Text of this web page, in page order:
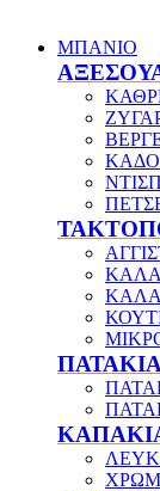
ΜΠΑΝΙΟ
ΠΑΤΑΚΙΑ